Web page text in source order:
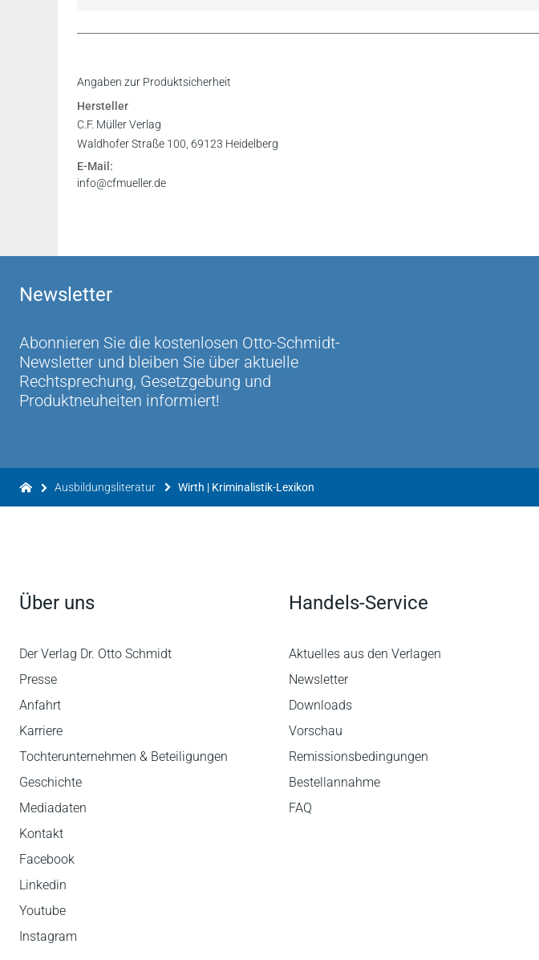
Das Buch ist Polizisten, die sich in Aus- und Fortbildung bzw. im Studium bzw.
vergleichbaren Ausbildungs- oder Studiengängen befinden, als
Erschließen von Begriffen sehr zu empfehlen. Es sollte in keiner Bibliothek
fehlen.
Ltd. Kriminaldirektor a. D. Ralph Berthel, Frankenberg/Sa., in: Die POLIZEI 5-2022
Für professionelle Kriminalisten und Unterricht also gleichermaßen zu
Hans Ditrich in: .SIAK-JOURNAL 4/2011
Die gelungene Auswahl der Autoren sorgt für die überzeugende Kombination
wissenschaftlichem Anspruch des Werkes. ... Insgesamt ist festzuhalten, dass
Kriminalistik-Lexikons einen umfassenden Wissensschatz aus den
Kriminalistik vermittelt. ... Das Kriminalistik-Lexikon ist deshalb für Praktiker ein
Professor Dr. Andreas Peilert in: Archiv für Kriminologie Bd. 227, Heft 3 und 4 /
Die 4. Auflage des Kriminalistik-Lexikons ermöglicht so einen schnellen
der polizeilichen Aus- und Fortbildung wie auch in der Ermittlungspraxis.
Zeitschrift des Thüringer Innenministeriums für die Polizei
Angaben zur Produktsicherheit
Hersteller
C.F. Müller Verlag
Waldhofer Straße 100, 69123 Heidelberg
E-Mail:
info@cfmueller.de
Newsletter
Abonnieren Sie die kostenlosen Otto-Schmidt-
Newsletter und bleiben Sie über aktuelle
Rechtsprechung, Gesetzgebung und
Produktneuheiten informiert!
Ausbildungsliteratur Wirth | Kriminalistik-Lexikon
Über uns
Der Verlag Dr. Otto Schmidt
Presse
Anfahrt
Karriere
Tochterunternehmen & Beteiligungen
Geschichte
Mediadaten
Kontakt
Facebook
Linkedin
Youtube
Instagram
Handels-Service
Aktuelles aus den Verlagen
Newsletter
Downloads
Vorschau
Remissionsbedingungen
Bestellannahme
FAQ